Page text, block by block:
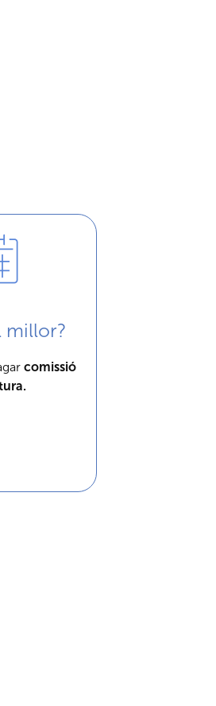
millor?
comissió